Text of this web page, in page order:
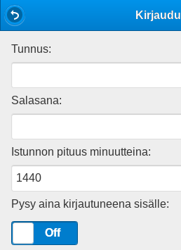
Kirjaudu
Tunnus:
Salasana:
Istunnon pituus minuutteina:
Pysy aina kirjautuneena sisälle:
Off